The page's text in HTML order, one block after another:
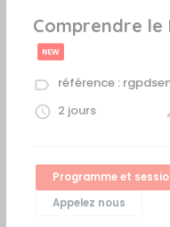
Comprendre le
référence :
2 jours
Programme et
Appelez nous